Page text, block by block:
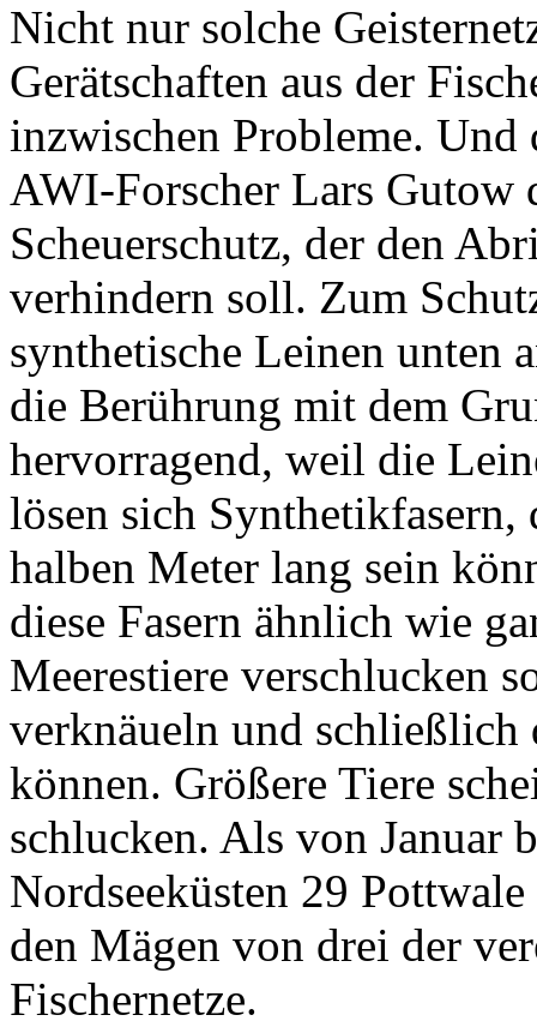
Nicht nur solche
Gerätschaften aus der
inzwischen Probleme.
AWI-Forscher Lars Gutow
Scheuerschutz, der den
verhindern soll. Zum
synthetische Leinen unten
die Berührung mit dem
hervorragend, weil die
lösen sich Synthetikfasern,
halben Meter lang sein
diese Fasern ähnlich wie
Meerestiere verschlucken
verknäueln und schließlich
können. Größere Tiere
schlucken. Als von Januar
Nordseeküsten 29
den Mägen von drei der
Fischernetze.